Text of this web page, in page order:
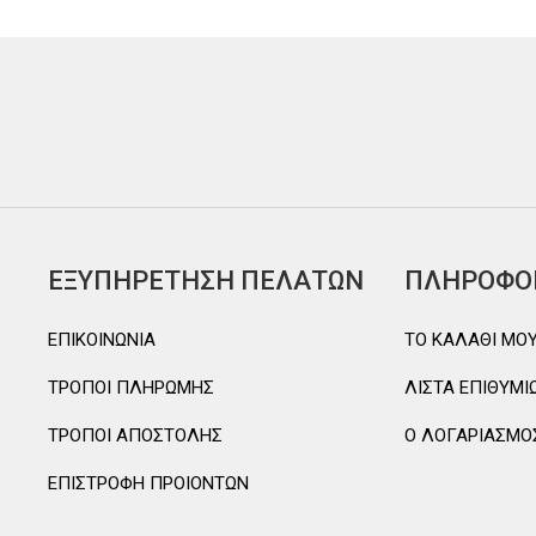
ΕΞΥΠΗΡΕΤΗΣΗ ΠΕΛΑΤΩΝ
ΕΠΙΚΟΙΝΩΝΙΑ
ΤΡΟΠΟΙ ΠΛΗΡΩΜΗΣ
ΤΡΟΠΟΙ ΑΠΟΣΤΟΛΗΣ
ΕΠΙΣΤΡΟΦΗ ΠΡΟΙΟΝΤΩΝ
TO ΚΑΛΑΘΙ
ΛΙΣΤΑ
Ο